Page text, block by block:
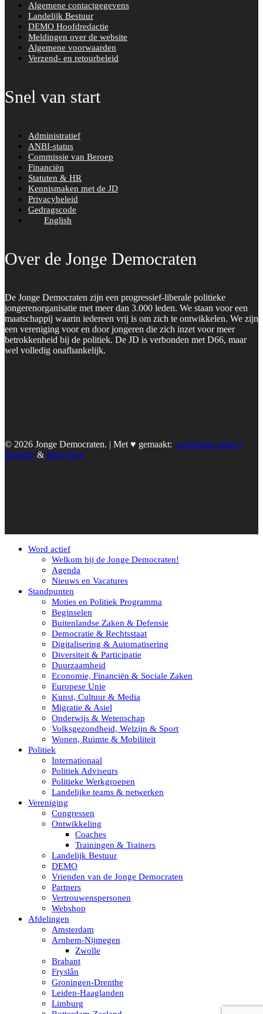
Algemene contactgegevens
Landelijk Bestuur
DEMO Hoofdredactie
Meldingen over de website
Algemene voorwaarden
Verzend- en retourbeleid
Snel van start
Administratief
ANBI-status
Commissie van Beroep
Financiën
Statuten & HR
Kennismaken met de JD
Privacybeleid
Gedragscode
English
Over de Jonge Democraten
De Jonge Democraten zijn een progressief-liberale politieke
jongerenorganisatie met meer dan 3.000 leden. We staan voor een
maatschappij waarin iedereen vrij is om zich te ontwikkelen. We zijn
een vereniging voor en door jongeren die zich inzet voor meer
betrokkenheid bij de politiek. De JD is verbonden met D66, maar
wel volledig onafhankelijk.
© 2026 Jonge Democraten. | Met ♥︎ gemaakt: webdesign agency
Brendly & Mad Pack
Word actief
Welkom bij de Jonge Democraten!
Agenda
Nieuws en Vacatures
Standpunten
Moties en Politiek Programma
Beginselen
Buitenlandse Zaken & Defensie
Democratie & Rechtsstaat
Digitalisering & Automatisering
Diversiteit & Participatie
Duurzaamheid
Economie, Financiën & Sociale Zaken
Europese Unie
Kunst, Cultuur & Media
Migratie & Asiel
Onderwijs & Wetenschap
Volksgezondheid, Welzijn & Sport
Wonen, Ruimte & Mobiliteit
Politiek
Internationaal
Politiek Adviseurs
Politieke Werkgroepen
Landelijke teams & netwerken
Vereniging
Congressen
Ontwikkeling
Coaches
Trainingen & Trainers
Landelijk Bestuur
DEMO
Vrienden van de Jonge Democraten
Partners
Vertrouwenspersonen
Webshop
Afdelingen
Amsterdam
Arnhem-Nijmegen
Zwolle
Brabant
Fryslân
Groningen-Drenthe
Leiden-Haaglanden
Limburg